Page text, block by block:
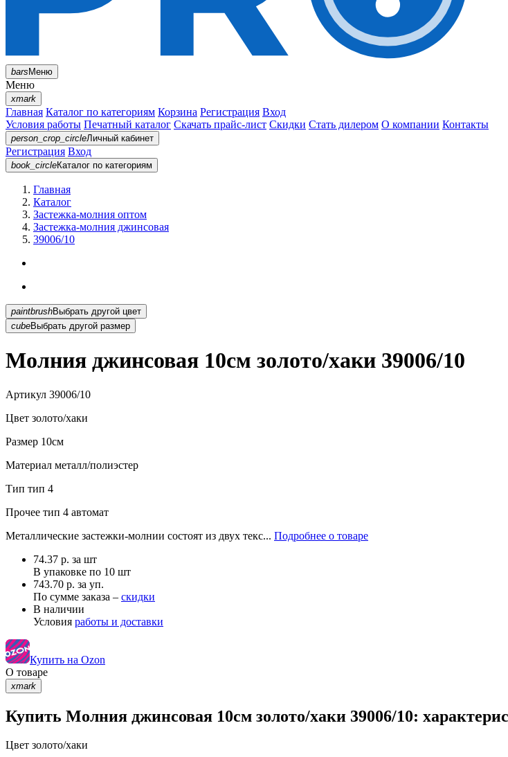
barsМеню
Меню
xmark
Главная Каталог по категориям Корзина Регистрация Вход
Условия работы Печатный каталог Скачать прайс-лист Скидки Стать дилером О компании Контакты
person_crop_circleЛичный кабинет
Регистрация Вход
book_circleКаталог по категориям
Главная
Каталог
Застежка-молния оптом
Застежка-молния джинсовая
39006/10
paintbrush
Выбрать другой цвет
cubeВыбрать другой размер
Молния джинсовая 10см золото/хаки 39006/10
Артикул 39006/10
Цвет золото/хаки
Размер 10см
Материал металл/полиэстер
Тип тип 4
Прочее тип 4 автомат
Металлические застежки-молнии состоят из двух текс... Подробнее о товаре
74.37 р. за шт
В упаковке по 10 шт
743.70 р. за уп.
По сумме заказа – скидки
В наличии
Условия работы и доставки
Купить на Ozon
О товаре
xmark
Купить Молния джинсовая 10см золото/хаки 39006/10:
Цвет золото/хаки